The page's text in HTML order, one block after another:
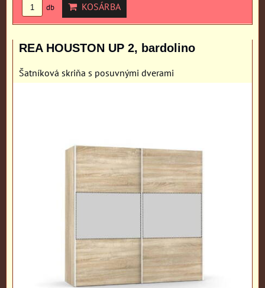
db KOSÁRBA
REA HOUSTON UP 2, bardolino
Šatníková skriňa s posuvnými dverami